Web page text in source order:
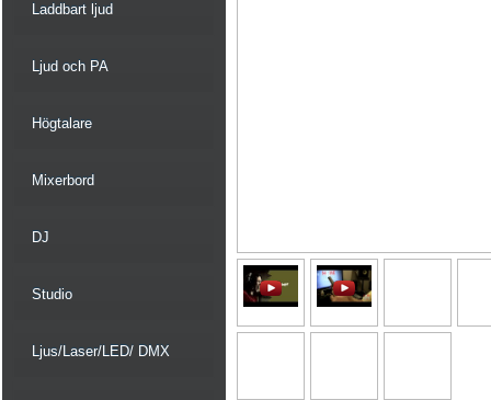
Laddbart ljud
Ljud och PA
Högtalare
Mixerbord
DJ
Studio
Ljus/Laser/LED/ DMX